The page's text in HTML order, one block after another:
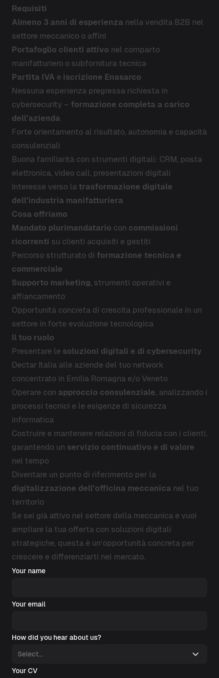
Requisiti
Almeno 3 anni di esperienza nella vendita B2B nel
settore meccanico o affini
Portafoglio clienti attivo nel comparto
manifatturiero o subfornitura tecnica
Partita IVA e iscrizione Enasarco
Nessuna esperienza pregressa richiesta in
cybersecurity – formazione completa a carico
dell’azienda
Forte orientamento al risultato, autonomia e capacità
consulenziali
Buona familiarità con strumenti digitali: CRM, posta
elettronica, video call, presentazioni digitali
Interesse verso la trasformazione digitale
dell’industria manifatturiera
Cosa offriamo
Mandato plurimandatario con commissioni
ricorrenti su clienti acquisiti e gestiti
Percorso strutturato di formazione tecnica e
commerciale
Supporto marketing, strumenti operativi e
affiancamento
Opportunità concreta di crescita professionale in un
settore in forte evoluzione tecnologica
Il tuo ruolo
Presentare le soluzioni digitali e di cybersecurity
Dectar Italia alle aziende del tuo network
concentrato in Emilia Romagna e/o Veneto
Operare con approccio consulenziale, analizzando i
processi tecnici e le esigenze di sicurezza
informatica
Costruire e mantenere relazioni di fiducia con i clienti,
garantendo un servizio continuativo e di valore
nel tempo
Diventare un punto di riferimento per la
digitalizzazione dell’officina meccanica nel tuo
territorio
Se sei già attivo nel settore della meccanica e vuoi
ampliare la tua offerta con soluzioni digitali
strategiche, questa è un’opportunità concreta per
crescere e differenziarti nel mercato.
Your name
Your email
How did you hear about us?
Your CV